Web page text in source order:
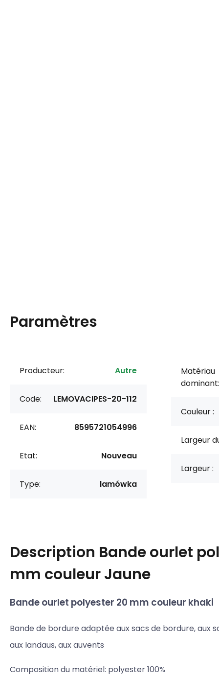
Paramètres
Producteur: Autre
Code: LEMOVACIPES-20-112
EAN: 8595721054996
Etat: Nouveau
Type: lamówka
Matériau
dominant:
Couleur :
Largeur
Largeur :
Description Bande ourlet
mm couleur Jaune
Bande ourlet polyester 20 mm couleur khaki
Bande de bordure adaptée aux sacs de bordure, aux
aux landaus, aux auvents
Composition du matériel: polyester 100%